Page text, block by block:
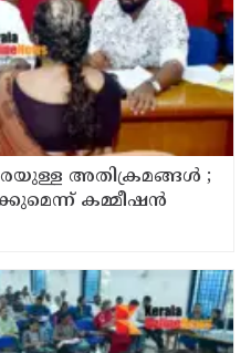
അതിക്രമങ്ങൾ ;
കമ്മീഷൻ